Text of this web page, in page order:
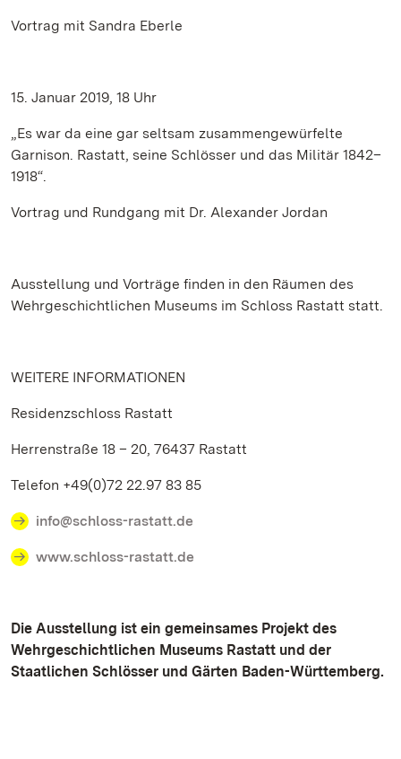
Vortrag mit Sandra Eberle
15. Januar 2019, 18 Uhr
„Es war da eine gar seltsam zusammengewürfelte
Garnison. Rastatt, seine Schlösser und das Militär 1842–
1918“.
Vortrag und Rundgang mit Dr. Alexander Jordan
Ausstellung und Vorträge finden in den Räumen des
Wehrgeschichtlichen Museums im Schloss Rastatt statt.
WEITERE INFORMATIONEN
Residenzschloss Rastatt
Herrenstraße 18 – 20, 76437 Rastatt
Telefon +49(0)72 22.97 83 85
info@schloss-rastatt.de
www.schloss-rastatt.de
Die Ausstellung ist ein gemeinsames Projekt des
Wehrgeschichtlichen Museums Rastatt und der
Staatlichen Schlösser und Gärten Baden-Württemberg.